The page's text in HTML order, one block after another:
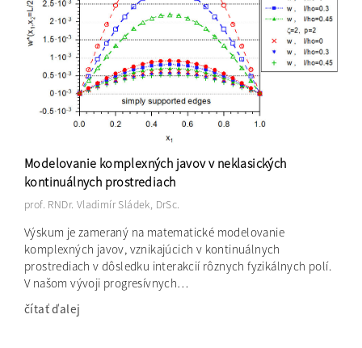
Modelovanie komplexných javov v neklasických
kontinuálnych prostrediach
prof. RNDr. Vladimír Sládek, DrSc.
Výskum je zameraný na matematické modelovanie
komplexných javov, vznikajúcich v kontinuálnych
prostrediach v dôsledku interakcií rôznych fyzikálnych polí.
V našom vývoji progresívnych…
čítať ďalej